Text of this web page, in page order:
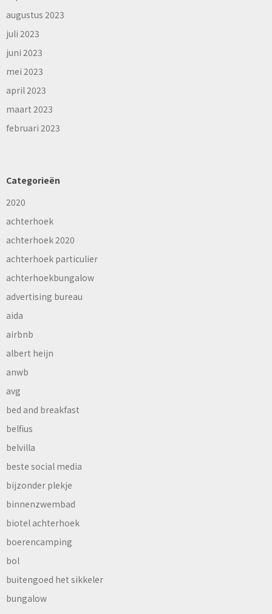
augustus 2023
juli 2023
juni 2023
mei 2023
april 2023
maart 2023
februari 2023
Categorieën
2020
achterhoek
achterhoek 2020
achterhoek particulier
achterhoekbungalow
advertising bureau
aida
airbnb
albert heijn
anwb
avg
bed and breakfast
belfius
belvilla
beste social media
bijzonder plekje
binnenzwembad
biotel achterhoek
boerencamping
bol
buitengoed het sikkeler
bungalow